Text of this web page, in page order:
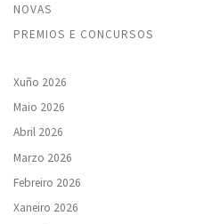
NOVAS
PREMIOS E CONCURSOS
Xuño 2026
Maio 2026
Abril 2026
Marzo 2026
Febreiro 2026
Xaneiro 2026